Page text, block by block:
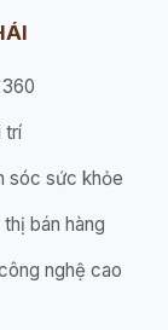
trí
sóc sức khỏe
bán hàng
nghệ cao